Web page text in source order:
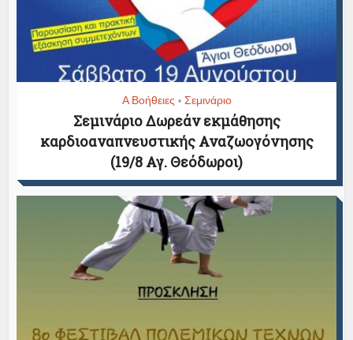
Α Βοήθειες • Σεμινάριο
Σεμινάριο Δωρεάν εκμάθησης
καρδιοαναπνευστικής Αναζωογόνησης
(19/8 Αγ. Θεόδωροι)